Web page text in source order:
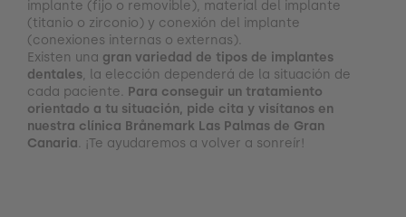
implante (fijo o removible), material del implante
(titanio o zirconio) y conexión del implante
(conexiones internas o externas).
Existen una gran variedad de tipos de implantes
dentales, la elección dependerá de la situación de
cada paciente. Para conseguir un tratamiento
orientado a tu situación, pide cita y visítanos en
nuestra clínica Brånemark Las Palmas de Gran
Canaria. ¡Te ayudaremos a volver a sonreír!